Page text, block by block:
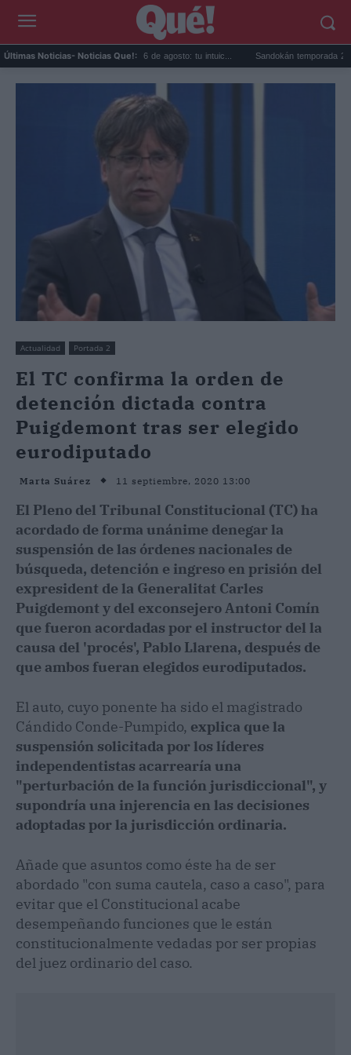
Últimas Noticias- Noticias Que!:
de Leo hoy jueves 6 de agosto: tu intuic... Sandokán temporada 2 ya es
Actualidad Portada 2
El TC confirma la orden de
detención dictada contra
Puigdemont tras ser elegido
eurodiputado
Marta Suárez 11 septiembre, 2020 13:00
El Pleno del Tribunal Constitucional (TC) ha
acordado de forma unánime denegar la
suspensión de las órdenes nacionales de
búsqueda, detención e ingreso en prisión del
expresident de la Generalitat Carles
Puigdemont y del exconsejero Antoni Comín
que fueron acordadas por el instructor del la
causa del 'procés', Pablo Llarena, después de
que ambos fueran elegidos eurodiputados.
El auto, cuyo ponente ha sido el magistrado
Cándido Conde-Pumpido, explica que la
suspensión solicitada por los líderes
independentistas acarrearía una
"perturbación de la función jurisdiccional", y
supondría una injerencia en las decisiones
adoptadas por la jurisdicción ordinaria.
Añade que asuntos como éste ha de ser
abordado "con suma cautela, caso a caso", para
evitar que el Constitucional acabe
desempeñando funciones que le están
constitucionalmente vedadas por ser propias
del juez ordinario del caso.